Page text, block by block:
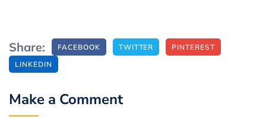
Share: FACEBOOK TWITTER
PINTEREST
LINKEDIN
Make a Comment